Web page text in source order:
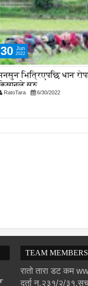
30 Jun
2022
भित्रिएपछि धान
सुरु
RatoTara 6/30/2022
TEAM MEMBERS
रातो तारा डट कम
दर्ता न.२३१/२/